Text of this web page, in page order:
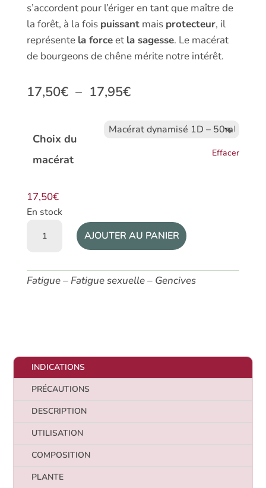
s’accordent pour l’ériger en tant que maître de
la forêt, à la fois puissantmais protecteur, il
représente la forceet la sagesse. Le macérat
de bourgeons de chêne mérite notre intérêt.
17,50€ – 17,95€Plage
prix :
Choix du
macérat
Effacer
17,50€
En stock
de
bourgeons
AJOUTER AU PANIER
Fatigue – Fatigue sexuelle – Gencives
INDICATIONS
PRÉCAUTIONS
DESCRIPTION
UTILISATION
COMPOSITION
PLANTE